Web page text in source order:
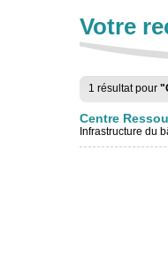
Votre
1 résultat pour
Centre
Infrastructure du